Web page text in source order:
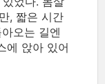
, 짧은 시간
오는 길엔
에 앉아 있어